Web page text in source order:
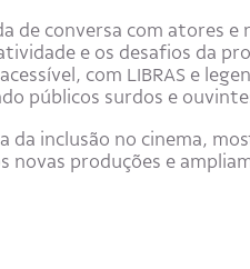
de conversa com atores e
e os desafios da
com LIBRAS e
públicos surdos e
da inclusão no cinema,
produções e